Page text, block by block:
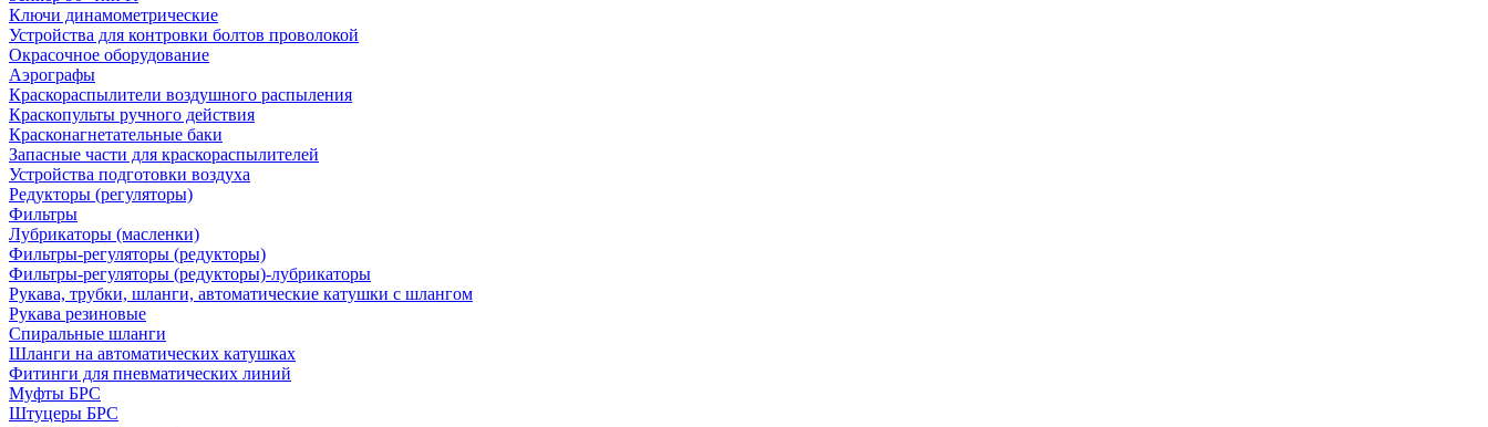
Ключи динамометрические
Устройства для контровки болтов проволокой
Окрасочное оборудование
Аэрографы
Краскораспылители воздушного распыления
Краскопульты ручного действия
Красконагнетательные баки
Запасные части для краскораспылителей
Устройства подготовки воздуха
Редукторы (регуляторы)
Фильтры
Лубрикаторы (масленки)
Фильтры-регуляторы (редукторы)
Фильтры-регуляторы (редукторы)-лубрикаторы
Рукава, трубки, шланги, автоматические катушки с шлангом
Рукава резиновые
Спиральные шланги
Шланги на автоматических катушках
Фитинги для пневматических линий
Муфты БРС
Штуцеры БРС